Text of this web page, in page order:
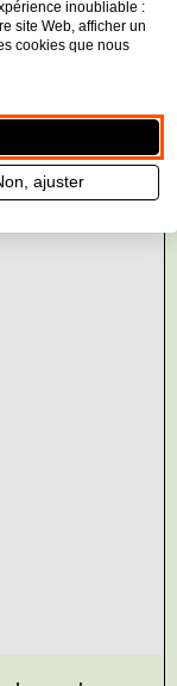
inoubliable :
site Web, afficher un
cookies que nous
ajuster